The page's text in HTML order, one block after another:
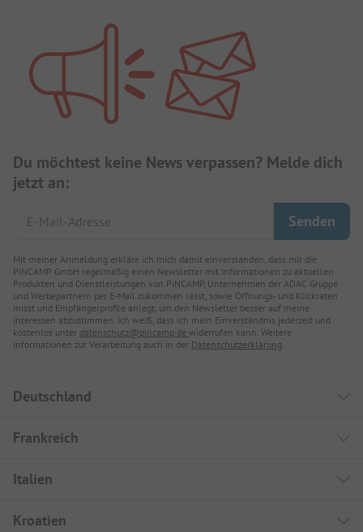
Du möchtest keine News verpassen? Melde dich
jetzt an:
Mit meiner Anmeldung erkläre ich mich damit einverstanden, dass mir die
PiNCAMP GmbH regelmäßig einen Newsletter mit Informationen zu aktuellen
Produkten und Dienstleistungen von PiNCAMP, Unternehmen der ADAC Gruppe
und Werbepartnern per E-Mail zukommen lässt, sowie Öffnungs- und Klickraten
misst und Empfängerprofile anlegt, um den Newsletter besser auf meine
Interessen abzustimmen. Ich weiß, dass ich mein Einverständnis jederzeit und
kostenlos unter datenschutz@pincamp.de widerrufen kann. Weitere
Informationen zur Verarbeitung auch in der Datenschutzerklärung.
Deutschland
Frankreich
Italien
Kroatien